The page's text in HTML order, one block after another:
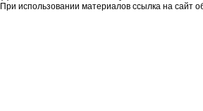
При использовании материалов ссылка на сайт